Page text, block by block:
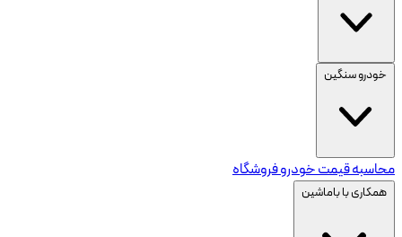
خودرو سنگین
محاسبه قیمت خودروفروشگاه
همکاری با باماشین